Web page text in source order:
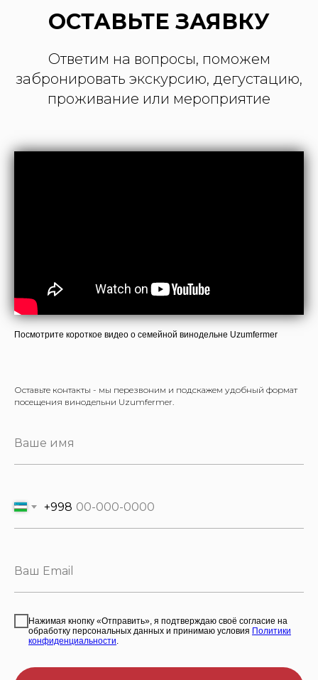
ОСТАВЬТЕ ЗАЯВКУ
Ответим на вопросы, поможем
забронировать экскурсию, дегустацию,
проживание или мероприятие
Посмотрите короткое видео о семейной винодельне Uzumfermer
Оставьте контакты - мы перезвоним и подскажем удобный формат
посещения винодельни Uzumfermer.
+998
Нажимая кнопку «Отправить», я подтверждаю своё согласие на
обработку персональных данных и принимаю условия Политики
конфиденциальности